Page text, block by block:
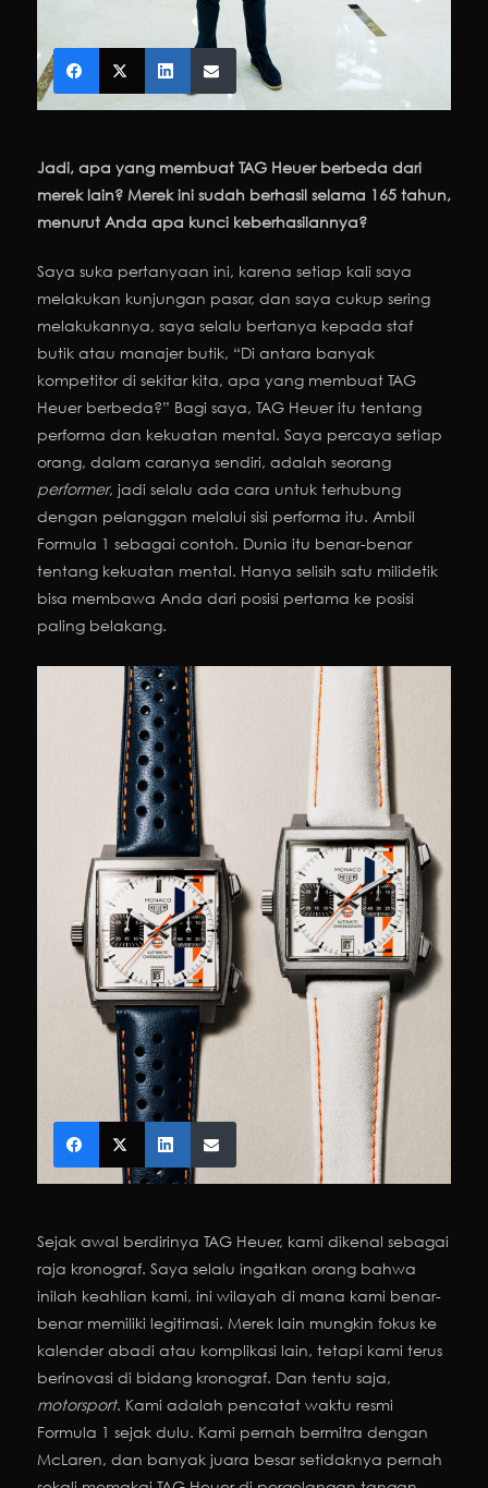
Jadi, apa yang membuat TAG Heuer berbeda dari
merek lain? Merek ini sudah berhasil selama 165 tahun,
menurut Anda apa kunci keberhasilannya?
Saya suka pertanyaan ini, karena setiap kali saya
melakukan kunjungan pasar, dan saya cukup sering
melakukannya, saya selalu bertanya kepada staf
butik atau manajer butik, “Di antara banyak
kompetitor di sekitar kita, apa yang membuat TAG
Heuer berbeda?” Bagi saya, TAG Heuer itu tentang
performa dan kekuatan mental. Saya percaya setiap
orang, dalam caranya sendiri, adalah seorang
performer, jadi selalu ada cara untuk terhubung
dengan pelanggan melalui sisi performa itu. Ambil
Formula 1 sebagai contoh. Dunia itu benar-benar
tentang kekuatan mental. Hanya selisih satu milidetik
bisa membawa Anda dari posisi pertama ke posisi
paling belakang.
Sejak awal berdirinya TAG Heuer, kami dikenal sebagai
raja kronograf. Saya selalu ingatkan orang bahwa
inilah keahlian kami, ini wilayah di mana kami benar-
benar memiliki legitimasi. Merek lain mungkin fokus ke
kalender abadi atau komplikasi lain, tetapi kami terus
berinovasi di bidang kronograf. Dan tentu saja,
motorsport. Kami adalah pencatat waktu resmi
Formula 1 sejak dulu. Kami pernah bermitra dengan
McLaren, dan banyak juara besar setidaknya pernah